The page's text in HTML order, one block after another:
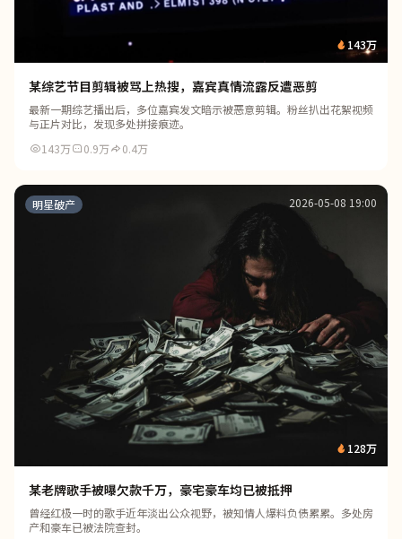
143万
某综艺节目剪辑被骂上热搜，嘉宾真情流露反遭恶剪
最新一期综艺播出后，多位嘉宾发文暗示被恶意剪辑。粉丝扒出花絮视频
与正片对比，发现多处拼接痕迹。
143万
0.9万 0.4万
明星破产 2026-05-08 19:00
128万
某老牌歌手被曝欠款千万，豪宅豪车均已被抵押
曾经红极一时的歌手近年淡出公众视野，被知情人爆料负债累累。多处房
产和豪车已被法院查封。